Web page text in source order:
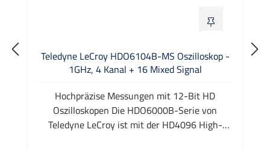
Teledyne LeCroy HDO6104B-MS Oszilloskop -
1GHz, 4 Kanal + 16 Mixed Signal
Hochpräzise Messungen mit 12-Bit HD
Oszilloskopen Die HDO6000B-Serie von
Teledyne LeCroy ist mit der HD4096 High-